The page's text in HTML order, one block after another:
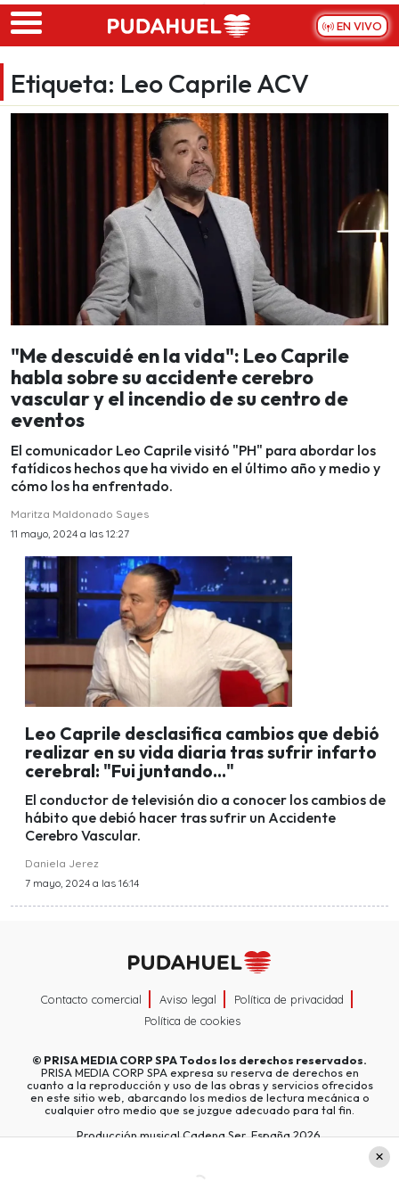
Skip to main content
EN VIVO
Etiqueta: Leo Caprile ACV
"Me descuidé en la vida": Leo Caprile
habla sobre su accidente cerebro
vascular y el incendio de su centro de
eventos
El comunicador Leo Caprile visitó "PH" para abordar los
fatídicos hechos que ha vivido en el último año y medio y
cómo los ha enfrentado.
Maritza Maldonado Sayes
11 mayo, 2024 a las 12:27
Leo Caprile desclasifica cambios que debió
realizar en su vida diaria tras sufrir infarto
cerebral: "Fui juntando..."
El conductor de televisión dio a conocer los cambios de
hábito que debió hacer tras sufrir un Accidente
Cerebro Vascular.
Daniela Jerez
7 mayo, 2024 a las 16:14
Contacto comercial Aviso legal
Política de privacidad
Política de cookies
© PRISA MEDIA CORP SPATodos los derechos reservados.
PRISA MEDIA CORP SPA expresa su reserva de derechos en
cuanto a la reproducción y uso de las obras y servicios ofrecidos
en este sitio web, abarcando los medios de lectura mecánica o
cualquier otro medio que se juzgue adecuado para tal fin.
Producción musical Cadena Ser, España 2026.